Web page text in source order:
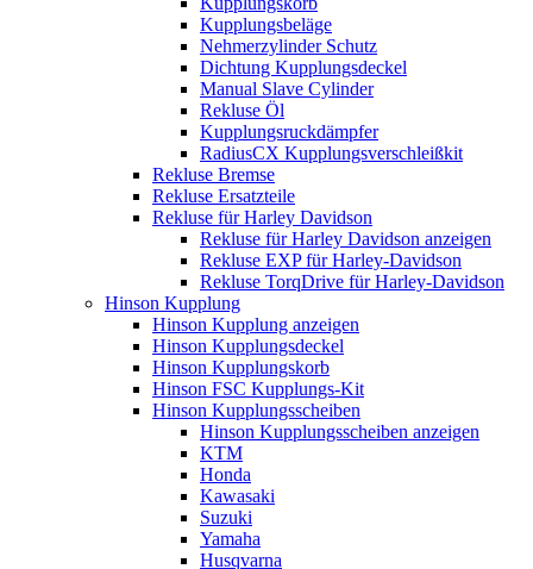
Kupplungsbeläge
Nehmerzylinder Schutz
Dichtung Kupplungsdeckel
Manual Slave Cylinder
Rekluse Öl
Kupplungsruckdämpfer
RadiusCX Kupplungsverschleißkit
Rekluse Bremse
Rekluse Ersatzteile
Rekluse für Harley Davidson
Rekluse für Harley Davidson anzeigen
Rekluse EXP für Harley-Davidson
Rekluse TorqDrive für Harley-Davidson
Hinson Kupplung
Hinson Kupplung anzeigen
Hinson Kupplungsdeckel
Hinson Kupplungskorb
Hinson FSC Kupplungs-Kit
Hinson Kupplungsscheiben
Hinson Kupplungsscheiben anzeigen
KTM
Honda
Kawasaki
Suzuki
Yamaha
Husqvarna